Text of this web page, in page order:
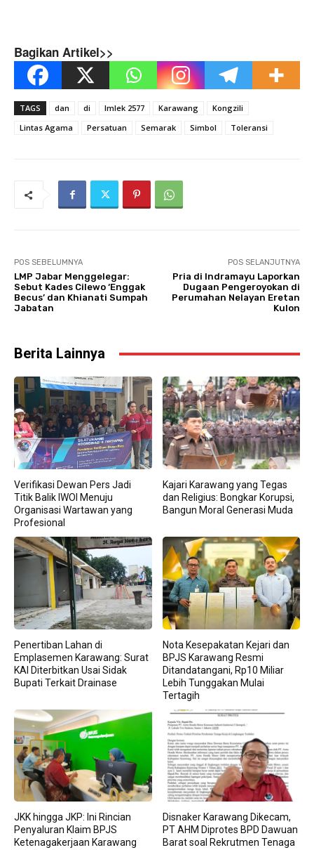
Bagikan Artikel>>
TAGS dan di Imlek 2577 Karawang
Kongzili
Lintas Agama
Persatuan Semarak Simbol Toleransi
POS SEBELUMNYA
LMP Jabar Menggelegar:
Sebut Kades Cilewo ‘Enggak
Becus’ dan Khianati Sumpah
Jabatan
POS SELANJUTNYA
Pria di Indramayu Laporkan
Dugaan Pengeroyokan di
Perumahan Nelayan Eretan
Kulon
Berita Lainnya
Verifikasi Dewan Pers Jadi
Titik Balik IWOI Menuju
Organisasi Wartawan yang
Profesional
Kajari Karawang yang Tegas
dan Religius: Bongkar Korupsi,
Bangun Moral Generasi Muda
Penertiban Lahan di
Emplasemen Karawang: Surat
KAI Diterbitkan Usai Sidak
Bupati Terkait Drainase
Nota Kesepakatan Kejari dan
BPJS Karawang Resmi
Ditandatangani, Rp10 Miliar
Lebih Tunggakan Mulai
Tertagih
JKK hingga JKP: Ini Rincian
Penyaluran Klaim BPJS
Ketenagakerjaan Karawang
Disnaker Karawang Dikecam,
PT AHM Diprotes BPD Dawuan
Barat soal Rekrutmen Tenaga